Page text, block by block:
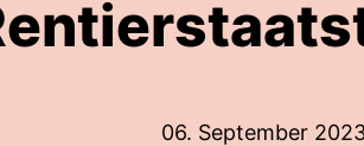
06. September